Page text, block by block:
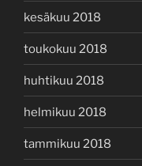
kesäkuu 2018
toukokuu 2018
huhtikuu 2018
helmikuu 2018
tammikuu 2018